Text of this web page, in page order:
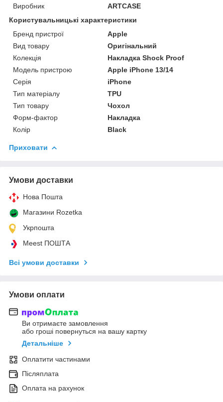
Виробник
ARTCASE
Користувальницькі характеристики
Бренд пристрої
Apple
Вид товару
Оригінальний
Колекція
Накладка Shock Proof
Модель пристрою
Apple iPhone 13/14
Серія
iPhone
Тип матеріалу
TPU
Тип товару
Чохол
Форм-фактор
Накладка
Колір
Black
Приховати
Умови доставки
Нова Пошта
Магазини Rozetka
Укрпошта
Meest ПОШТА
Всі умови доставки
Умови оплати
Ви отримаєте замовлення
або гроші повернуться на вашу картку
Детальніше
Оплатити частинами
Післяплата
Оплата на рахунок